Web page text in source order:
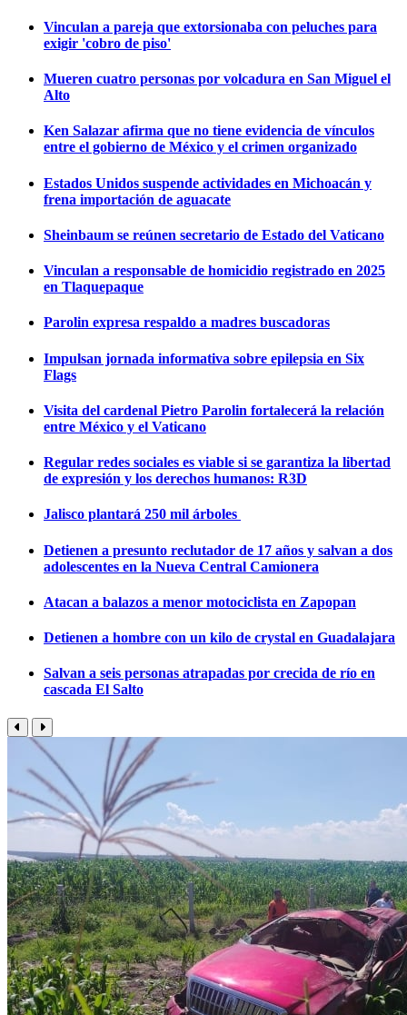
Vinculan a pareja que extorsionaba con peluches para
exigir 'cobro de piso'
Mueren cuatro personas por volcadura en San Miguel el
Alto
Ken Salazar afirma que no tiene evidencia de vínculos
entre el gobierno de México y el crimen organizado
Estados Unidos suspende actividades en Michoacán y
frena importación de aguacate
Sheinbaum se reúnen secretario de Estado del Vaticano
Vinculan a responsable de homicidio registrado en 2025
en Tlaquepaque
Parolin expresa respaldo a madres buscadoras
Impulsan jornada informativa sobre epilepsia en Six
Flags
Visita del cardenal Pietro Parolin fortalecerá la relación
entre México y el Vaticano
Regular redes sociales es viable si se garantiza la libertad
de expresión y los derechos humanos: R3D
Jalisco plantará 250 mil árboles
Detienen a presunto reclutador de 17 años y salvan a dos
adolescentes en la Nueva Central Camionera
Atacan a balazos a menor motociclista en Zapopan
Detienen a hombre con un kilo de crystal en Guadalajara
Salvan a seis personas atrapadas por crecida de río en
cascada El Salto